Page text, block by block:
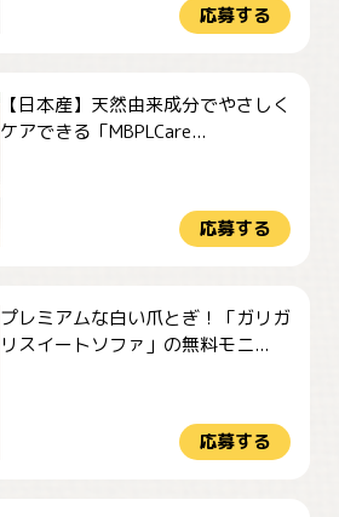
応募する
【日本産】天然由来成分でやさしく
ケアできる「MBPLCare...
応募する
プレミアムな白い爪とぎ！「ガリガ
リスイートソファ」の無料モニ...
応募する